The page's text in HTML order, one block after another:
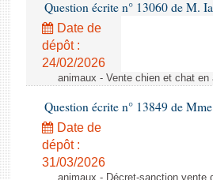
Question écrite n° 13060 de M.
Date de
dépôt :
24/02/2026
animaux - Vente chien et chat
Question écrite n° 13849 de
Date de
dépôt :
31/03/2026
animaux - Décret-sanction vente